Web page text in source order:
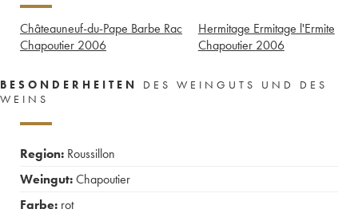
Châteauneuf-du-Pape Barbe Rac
Chapoutier 2006
Hermitage Ermitage l'Ermite
Chapoutier 2006
BESONDERHEITEN
DES WEINGUTS UND DES
WEINS
Region: Roussillon
Weingut:Chapoutier
Farbe: rot